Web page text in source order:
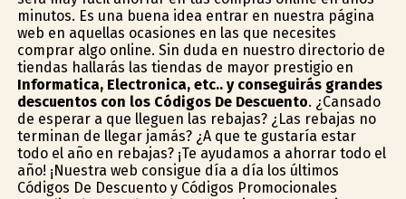
minutos. Es una buena idea entrar en nuestra página
web en aquellas ocasiones en las que necesites
comprar algo online. Sin duda en nuestro directorio de
tiendas hallarás las tiendas de mayor prestigio en
Informatica, Electronica, etc.. y conseguirás grandes
descuentos con los Códigos De Descuento. ¿Cansado
de esperar a que lleguen las rebajas? ¿Las rebajas no
terminan de llegar jamás? ¿A que te gustaría estar
todo el año en rebajas? ¡Te ayudamos a ahorrar todo el
año! ¡Nuestra web consigue día a día los últimos
Códigos De Descuento y Códigos Promocionales